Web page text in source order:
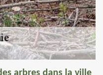
arbres dans la ville